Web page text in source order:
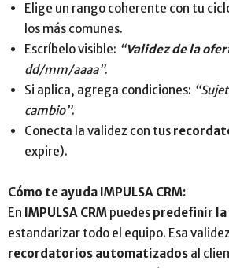
Elige un rango coherente con tu
los más comunes.
Escríbelo visible: “Validez de la
dd/mm/aaaa”.
Si aplica, agrega condiciones:
cambio”.
Conecta la validez con tus
expire).
Cómo te ayuda IMPULSA CRM:
En IMPULSA CRM puedes predefinir la
estandarizar todo el equipo. Esa
recordatorios automatizados al